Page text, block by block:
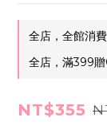
全店，全館消
全店，滿399
NT$355